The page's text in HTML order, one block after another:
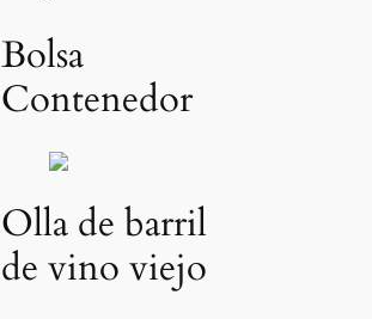
Bolsa
Contenedor
Olla de barril
de vino viejo